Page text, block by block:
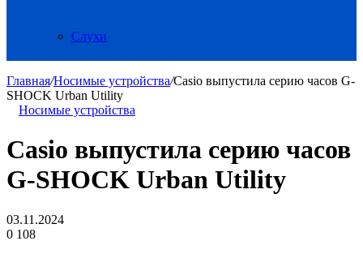
Слухи
Главная/Носимые устройства/Casio выпустила серию часов G-
SHOCK Urban Utility
Носимые устройства
Casio выпустила серию часов
G-SHOCK Urban Utility
03.11.2024
0 108